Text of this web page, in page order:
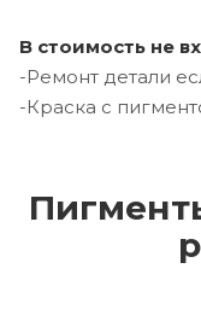
В стоимость не
-Ремонт детали
-Краска с